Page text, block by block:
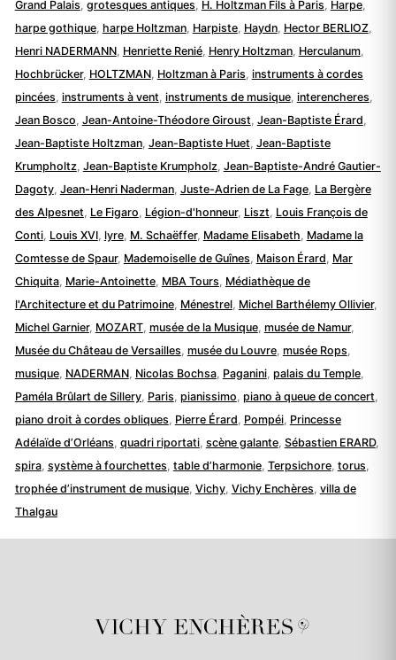
Grand Palais, grotesques antiques, H. Holtzman Fils à Paris, Harpe,
harpe gothique, harpe Holtzman, Harpiste, Haydn, Hector BERLIOZ,
Henri NADERMANN, Henriette Renié, Henry Holtzman, Herculanum,
Hochbrücker, HOLTZMAN, Holtzman à Paris, instruments à cordes
pincées, instruments à vent, instruments de musique, interencheres,
Jean Bosco, Jean-Antoine-Théodore Giroust, Jean-Baptiste Érard,
Jean-Baptiste Holtzman, Jean-Baptiste Huet, Jean-Baptiste
Krumpholtz, Jean-Baptiste Krumpholz, Jean-Baptiste-André Gautier-
Dagoty, Jean-Henri Naderman, Juste-Adrien de La Fage, La Bergère
des Alpesnet, Le Figaro, Légion-d'honneur, Liszt, Louis François de
Conti, Louis XVI, lyre, M. Schaëffer, Madame Elisabeth, Madame la
Comtesse de Spaur, Mademoiselle de Guînes, Maison Érard, Mar
Chiquita, Marie-Antoinette, MBA Tours, Médiathèque de
l'Architecture et du Patrimoine, Ménestrel, Michel Barthélemy Ollivier,
Michel Garnier, MOZART, musée de la Musique, musée de Namur,
Musée du Château de Versailles, musée du Louvre, musée Rops,
musique, NADERMAN, Nicolas Bochsa, Paganini, palais du Temple,
Paméla Brûlart de Sillery, Paris, pianissimo, piano à queue de concert,
piano droit à cordes obliques, Pierre Érard, Pompéi, Princesse
Adélaïde d’Orléans, quadri riportati, scène galante, Sébastien ERARD,
spira, système à fourchettes, table d’harmonie, Terpsichore, torus,
trophée d’instrument de musique, Vichy, Vichy Enchères, villa de
Thalgau